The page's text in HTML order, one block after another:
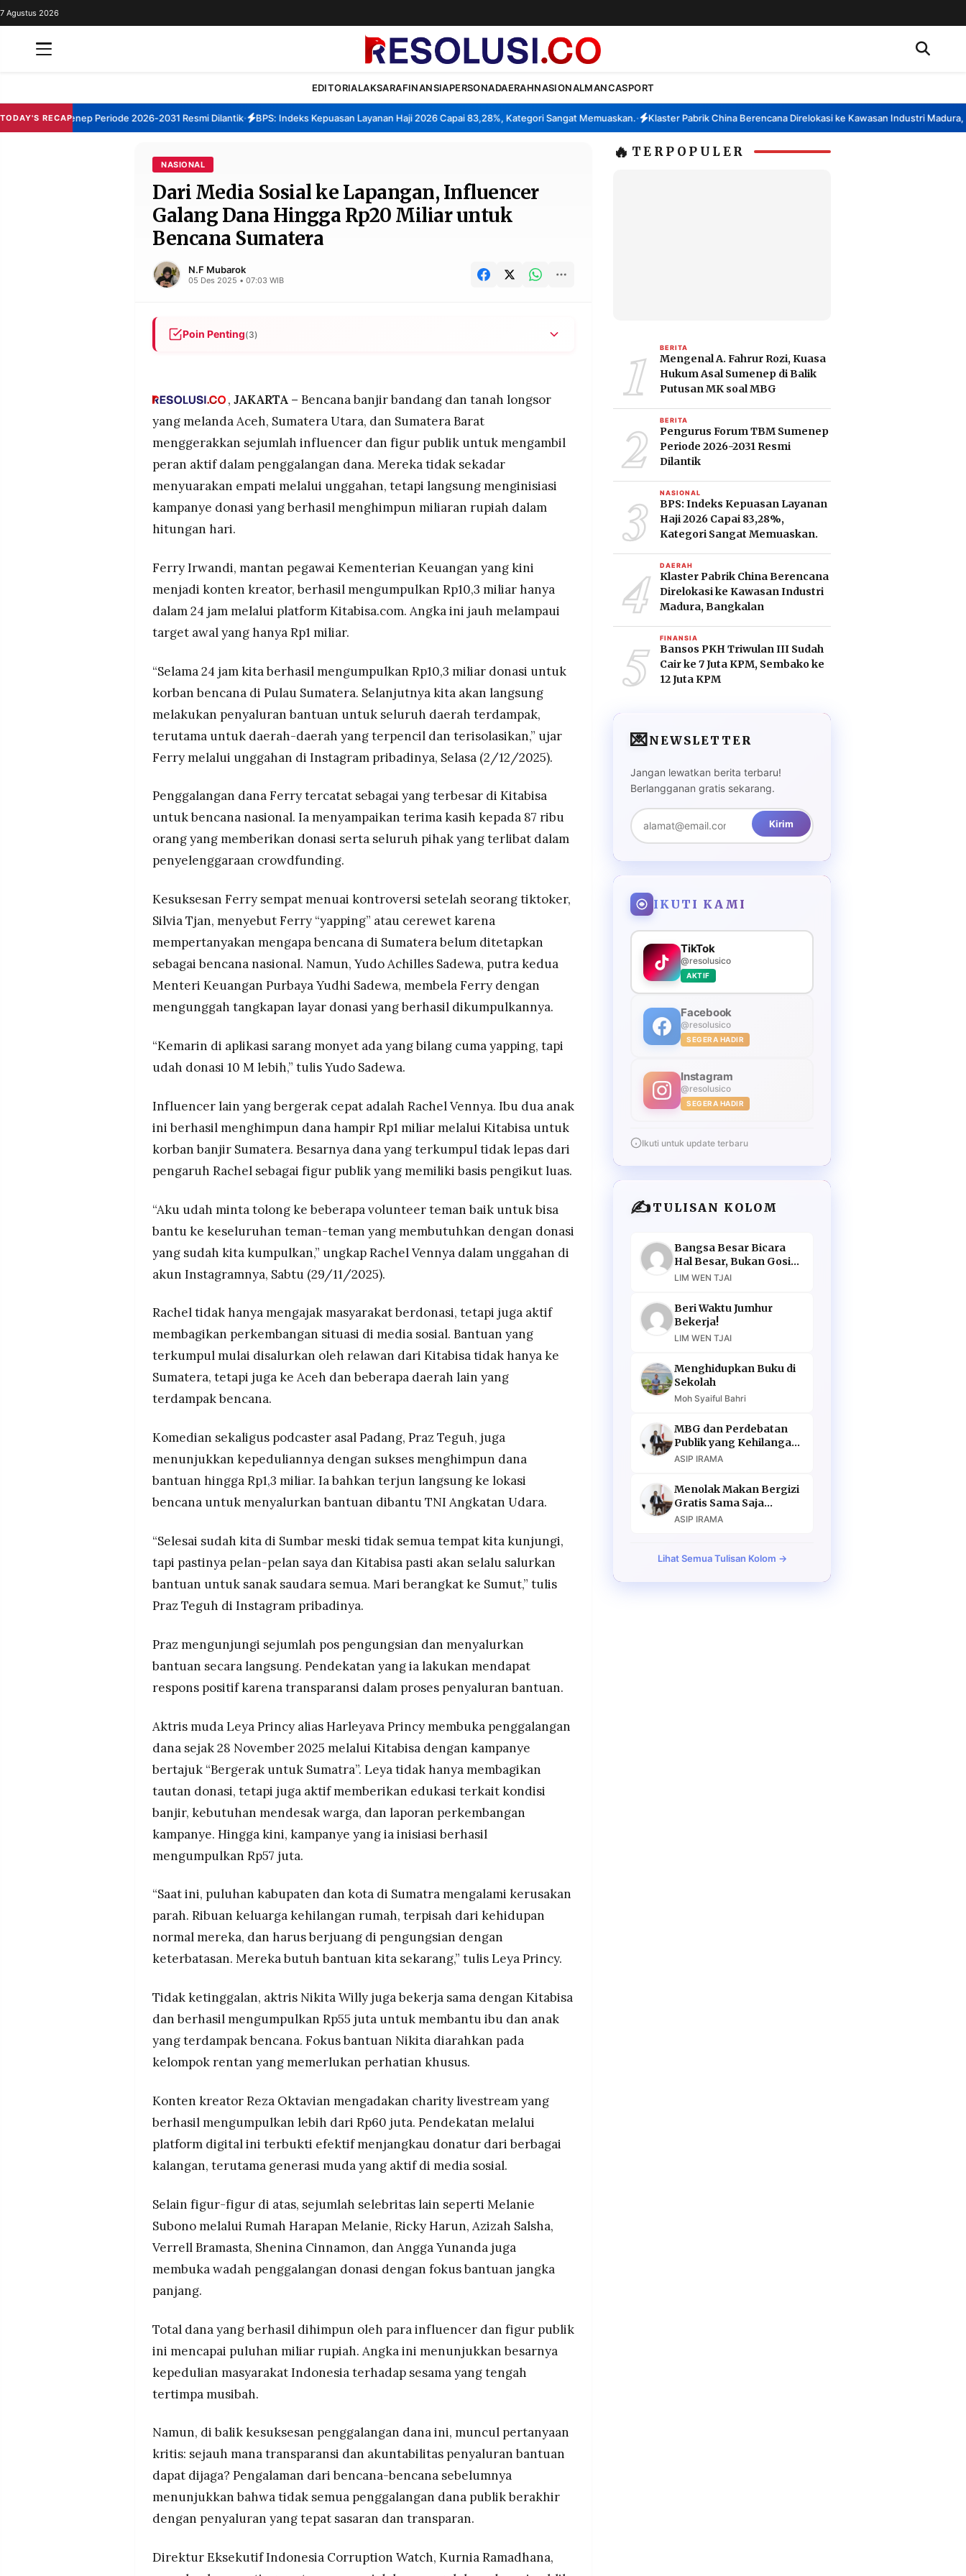
REDAKSI
7 Agustus 2026
EDITORIALAKSARAFINANSIAPERSONADAERAHNASIONALMANCASPORT
TODAY'S RECAP
Sumenep Periode 2026-2031 Resmi Dilantik• BPS: Indeks Kepuasan Layanan Haji 2026 Capai 83,28%, Kategori Sangat Memuaskan.• Klaster Pabrik China Berencana Direlokasi ke Kawasan Industri Madura,
NASIONAL
Dari Media Sosial ke Lapangan, Influencer
Galang Dana Hingga Rp20 Miliar untuk
Bencana Sumatera
N.F Mubarok
05 Des 2025 • 07:03 WIB
Poin Penting(3)
Rp1,3 miliar.
Jangkauan media sosial memungkinkan mobilisasi dana dalam waktu singkat,
namun muncul pertanyaan kritis tentang transparansi dan akuntabilitas
penyaluran bantuan yang perlu dijaga melalui mekanisme pengawasan ketat.
Gerakan ini menunjukkan pergeseran pola filantropi di era digital, di mana
popularitas influencer dapat menggerakkan massa untuk hal positif, namun
perlu kolaborasi dengan lembaga profesional untuk distribusi bantuan yang
efektif.
, JAKARTA – Bencana banjir bandang dan tanah longsor
yang melanda Aceh, Sumatera Utara, dan Sumatera Barat
menggerakkan sejumlah influencer dan figur publik untuk mengambil
peran aktif dalam penggalangan dana. Mereka tidak sekadar
menyuarakan empati melalui unggahan, tetapi langsung menginisiasi
kampanye donasi yang berhasil menghimpun miliaran rupiah dalam
hitungan hari.
Ferry Irwandi, mantan pegawai Kementerian Keuangan yang kini
menjadi konten kreator, berhasil mengumpulkan Rp10,3 miliar hanya
dalam 24 jam melalui platform Kitabisa.com. Angka ini jauh melampaui
target awal yang hanya Rp1 miliar.
“Selama 24 jam kita berhasil mengumpulkan Rp10,3 miliar donasi untuk
korban bencana di Pulau Sumatera. Selanjutnya kita akan langsung
melakukan penyaluran bantuan untuk seluruh daerah terdampak,
terutama untuk daerah-daerah yang terpencil dan terisolasikan,” ujar
Ferry melalui unggahan di Instagram pribadinya, Selasa (2/12/2025).
Penggalangan dana Ferry tercatat sebagai yang terbesar di Kitabisa
untuk bencana nasional. Ia menyampaikan terima kasih kepada 87 ribu
orang yang memberikan donasi serta seluruh pihak yang terlibat dalam
penyelenggaraan crowdfunding.
Kesuksesan Ferry sempat menuai kontroversi setelah seorang tiktoker,
Silvia Tjan, menyebut Ferry “yapping” atau cerewet karena
mempertanyakan mengapa bencana di Sumatera belum ditetapkan
sebagai bencana nasional. Namun, Yudo Achilles Sadewa, putra kedua
Menteri Keuangan Purbaya Yudhi Sadewa, membela Ferry dengan
mengunggah tangkapan layar donasi yang berhasil dikumpulkannya.
“Kemarin di aplikasi sarang monyet ada yang bilang cuma yapping, tapi
udah donasi 10 M lebih,” tulis Yudo Sadewa.
Influencer lain yang bergerak cepat adalah Rachel Vennya. Ibu dua anak
ini berhasil menghimpun dana hampir Rp1 miliar melalui Kitabisa untuk
korban banjir Sumatera. Besarnya dana yang terkumpul tidak lepas dari
pengaruh Rachel sebagai figur publik yang memiliki basis pengikut luas.
“Aku udah minta tolong ke beberapa volunteer teman baik untuk bisa
bantu ke keseluruhan teman-teman yang membutuhkan dengan donasi
yang sudah kita kumpulkan,” ungkap Rachel Vennya dalam unggahan di
akun Instagramnya, Sabtu (29/11/2025).
Rachel tidak hanya mengajak masyarakat berdonasi, tetapi juga aktif
membagikan perkembangan situasi di media sosial. Bantuan yang
terkumpul mulai disalurkan oleh relawan dari Kitabisa tidak hanya ke
Sumatera, tetapi juga ke Aceh dan beberapa daerah lain yang
terdampak bencana.
Komedian sekaligus podcaster asal Padang, Praz Teguh, juga
menunjukkan kepeduliannya dengan sukses menghimpun dana
bantuan hingga Rp1,3 miliar. Ia bahkan terjun langsung ke lokasi
bencana untuk menyalurkan bantuan dibantu TNI Angkatan Udara.
“Selesai sudah kita di Sumbar meski tidak semua tempat kita kunjungi,
tapi pastinya pelan-pelan saya dan Kitabisa pasti akan selalu salurkan
bantuan untuk sanak saudara semua. Mari berangkat ke Sumut,” tulis
Praz Teguh di Instagram pribadinya.
Praz mengunjungi sejumlah pos pengungsian dan menyalurkan
bantuan secara langsung. Pendekatan yang ia lakukan mendapat
respons positif karena transparansi dalam proses penyaluran bantuan.
Aktris muda Leya Princy alias Harleyava Princy membuka penggalangan
dana sejak 28 November 2025 melalui Kitabisa dengan kampanye
bertajuk “Bergerak untuk Sumatra”. Leya tidak hanya membagikan
tautan donasi, tetapi juga aktif memberikan edukasi terkait kondisi
banjir, kebutuhan mendesak warga, dan laporan perkembangan
kampanye. Hingga kini, kampanye yang ia inisiasi berhasil
mengumpulkan Rp57 juta.
“Saat ini, puluhan kabupaten dan kota di Sumatra mengalami kerusakan
parah. Ribuan keluarga kehilangan rumah, terpisah dari kehidupan
normal mereka, dan harus berjuang di pengungsian dengan
keterbatasan. Mereka butuh bantuan kita sekarang,” tulis Leya Princy.
Tidak ketinggalan, aktris Nikita Willy juga bekerja sama dengan Kitabisa
dan berhasil mengumpulkan Rp55 juta untuk membantu ibu dan anak
yang terdampak bencana. Fokus bantuan Nikita diarahkan pada
kelompok rentan yang memerlukan perhatian khusus.
Konten kreator Reza Oktavian mengadakan charity livestream yang
berhasil mengumpulkan lebih dari Rp60 juta. Pendekatan melalui
platform digital ini terbukti efektif menjangkau donatur dari berbagai
kalangan, terutama generasi muda yang aktif di media sosial.
Selain figur-figur di atas, sejumlah selebritas lain seperti Melanie
Subono melalui Rumah Harapan Melanie, Ricky Harun, Azizah Salsha,
Verrell Bramasta, Shenina Cinnamon, dan Angga Yunanda juga
membuka wadah penggalangan donasi dengan fokus bantuan jangka
panjang.
Total dana yang berhasil dihimpun oleh para influencer dan figur publik
ini mencapai puluhan miliar rupiah. Angka ini menunjukkan besarnya
kepedulian masyarakat Indonesia terhadap sesama yang tengah
tertimpa musibah.
Namun, di balik kesuksesan penggalangan dana ini, muncul pertanyaan
kritis: sejauh mana transparansi dan akuntabilitas penyaluran bantuan
dapat dijaga? Pengalaman dari bencana-bencana sebelumnya
menunjukkan bahwa tidak semua penggalangan dana publik berakhir
dengan penyaluran yang tepat sasaran dan transparan.
Direktur Eksekutif Indonesia Corruption Watch, Kurnia Ramadhana,
🔥 TERPOPULER
1 BERITA
Mengenal A. Fahrur Rozi, Kuasa
Hukum Asal Sumenep di Balik
Putusan MK soal MBG
2 BERITA
Pengurus Forum TBM Sumenep
Periode 2026-2031 Resmi
Dilantik
3 NASIONAL
BPS: Indeks Kepuasan Layanan
Haji 2026 Capai 83,28%,
Kategori Sangat Memuaskan.
4 DAERAH
Klaster Pabrik China Berencana
Direlokasi ke Kawasan Industri
Madura, Bangkalan
5 FINANSIA
Bansos PKH Triwulan III Sudah
Cair ke 7 Juta KPM, Sembako ke
12 Juta KPM
💌NEWSLETTER
Jangan lewatkan berita terbaru!
Berlangganan gratis sekarang.
Kirim
IKUTI KAMI
TikTok
@resolusico
AKTIF
Facebook
@resolusico
SEGERA HADIR
Instagram
@resolusico
SEGERA HADIR
Ikuti untuk update terbaru
✍️TULISAN KOLOM
Bangsa Besar Bicara
Hal Besar, Bukan Gosip
Murahan
LIM WEN TJAI
Beri Waktu Jumhur
Bekerja!
LIM WEN TJAI
Menghidupkan Buku di
Sekolah
Moh Syaiful Bahri
MBG dan Perdebatan
Publik yang Kehilangan
Argumen
ASIP IRAMA
Menolak Makan Bergizi
Gratis Sama Saja
Menolak Masa Depan
ASIP IRAMA
Lihat Semua Tulisan Kolom →